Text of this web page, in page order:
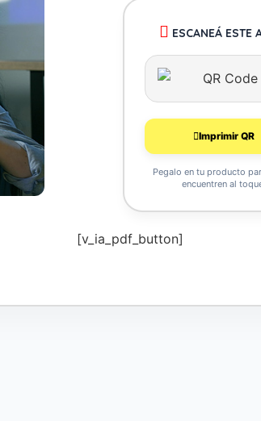
ESCANEÁ ESTE
Imprimir QR
Pegalo en tu producto
encuentren al
[v_ia_pdf_button]